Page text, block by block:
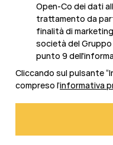
Open-Co dei dati
trattamento da
finalità di
società del
punto 9 dell'
Cliccando sul pulsante
compreso l’informativa